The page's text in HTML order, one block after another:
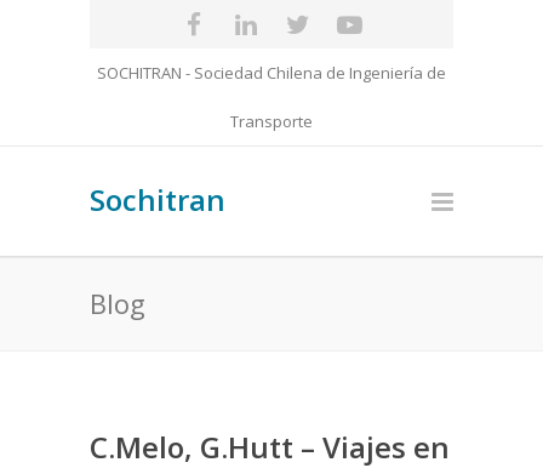
SOCHITRAN - Sociedad Chilena de Ingeniería de
Transporte
Sochitran
Blog
C.Melo, G.Hutt – Viajes en